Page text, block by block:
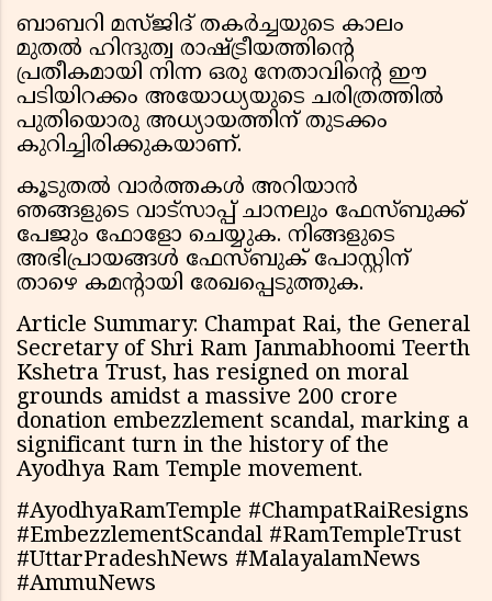
ബാബറി മസ്ജിദ് തകർച്ചയുടെ കാലം
മുതൽ ഹിന്ദുത്വ രാഷ്ട്രീയത്തിന്റെ
പ്രതീകമായി നിന്ന ഒരു നേതാവിന്റെ ഈ
പടിയിറക്കം അയോധ്യയുടെ ചരിത്രത്തിൽ
പുതിയൊരു അധ്യായത്തിന് തുടക്കം
കുറിച്ചിരിക്കുകയാണ്.
കൂടുതൽ വാർത്തകൾ അറിയാൻ
ഞങ്ങളുടെ വാട്സാപ്പ് ചാനലും ഫേസ്ബുക്ക്
പേജും ഫോളോ ചെയ്യുക. നിങ്ങളുടെ
അഭിപ്രായങ്ങൾ ഫേസ്ബുക് പോസ്റ്റിന്
താഴെ കമൻ്റായി രേഖപ്പെടുത്തുക.
Article Summary: Champat Rai, the General
Secretary of Shri Ram Janmabhoomi Teerth
Kshetra Trust, has resigned on moral
grounds amidst a massive ₹200 crore
donation embezzlement scandal, marking a
significant turn in the history of the
Ayodhya Ram Temple movement.
#AyodhyaRamTemple #ChampatRaiResigns
#EmbezzlementScandal #RamTempleTrust
#UttarPradeshNews #MalayalamNews
#AmmuNews